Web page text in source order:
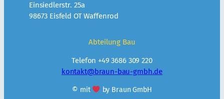
Einsiedlerstr. 25a
98673 Eisfeld OT Waffenrod
Abteilung Bau
Telefon +49 3686 309 220
kontakt@braun-bau-gmbh.de
© mit by Braun GmbH